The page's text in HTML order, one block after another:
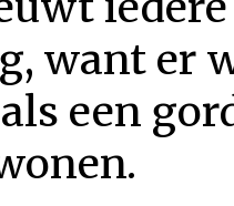
want er
een